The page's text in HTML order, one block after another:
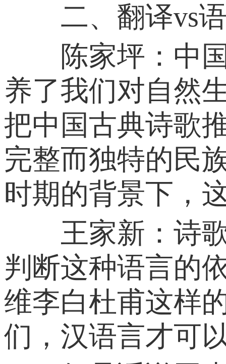
二、翻译vs语
陈家坪：中国
养了我们对自然
把中国古典诗歌
完整而独特的民
时期的背景下，
王家新：诗歌
判断这种语言的
维李白杜甫这样
们，汉语言才可